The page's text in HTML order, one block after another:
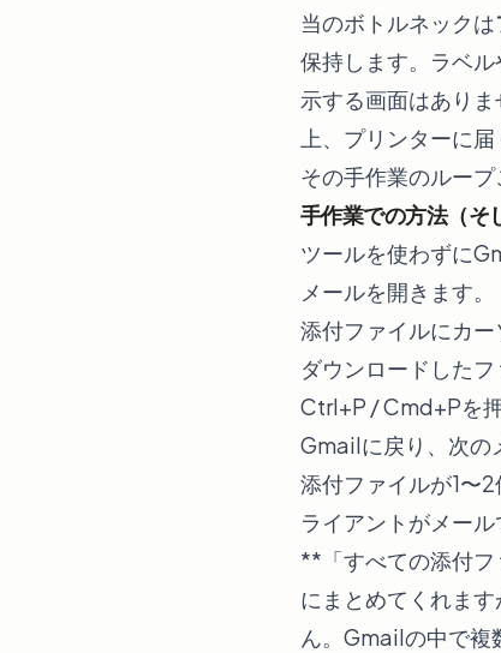
当のボトルネックは
保持します。ラベ
示する画面はあり
上、プリンターに
その手作業のルー
手作業での方法（そ
ツールを使わずに
メールを開きます。
添付ファイルにカ
ダウンロードしたフ
Ctrl+P / Cmd+Pを
Gmailに戻り、次の
添付ファイルが1〜
ライアントがメー
**「すべての添付
にまとめてくれま
ん。Gmailの中で複